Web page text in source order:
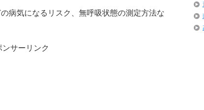
病気になるリスク、無呼吸状態の測定方法な
ンサーリンク